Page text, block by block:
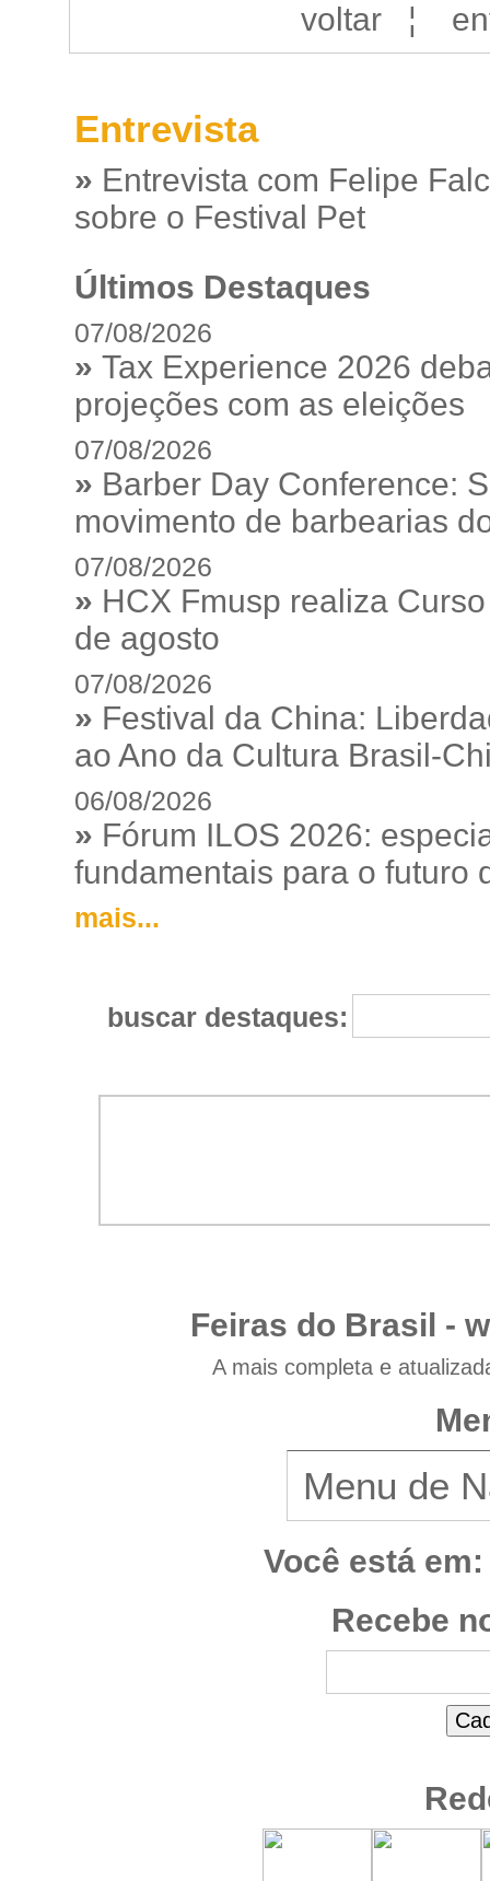
voltar¦
Entrevista
» Entrevista com Felipe
sobre o Festival Pet
Últimos Destaques
07/08/2026
» Tax Experience 2026
projeções com as eleições
07/08/2026
» Barber Day Conference:
movimento de barbearias
07/08/2026
» HCX Fmusp realiza
de agosto
07/08/2026
» Festival da China:
ao Ano da Cultura Brasil-
06/08/2026
» Fórum ILOS 2026:
fundamentais para o futuro
mais...
buscar destaques:
Feiras do Brasil -
A mais completa e
Você está em:
Recebe